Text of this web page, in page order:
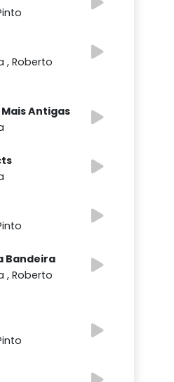
, Roberto
Mais Antigas
Bandeira
, Roberto